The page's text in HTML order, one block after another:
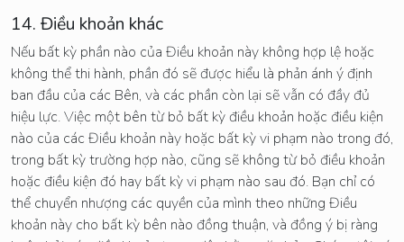
14. Điều khoản khác
Nếu bất kỳ phần nào của Điều khoản này không hợp lệ hoặc
không thể thi hành, phần đó sẽ được hiểu là phản ánh ý định
ban đầu của các Bên, và các phần còn lại sẽ vẫn có đầy đủ
hiệu lực. Việc một bên từ bỏ bất kỳ điều khoản hoặc điều kiện
nào của các Điều khoản này hoặc bất kỳ vi phạm nào trong đó,
trong bất kỳ trường hợp nào, cũng sẽ không từ bỏ điều khoản
hoặc điều kiện đó hay bất kỳ vi phạm nào sau đó. Bạn chỉ có
thể chuyển nhượng các quyền của mình theo những Điều
khoản này cho bất kỳ bên nào đồng thuận, và đồng ý bị ràng